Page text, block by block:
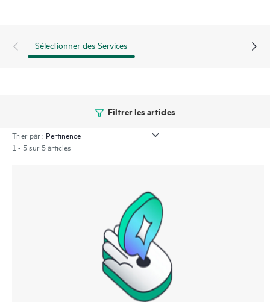
Sélectionner des Services
Filtrer les articles
Trier par :
1 - 5 sur 5 articles